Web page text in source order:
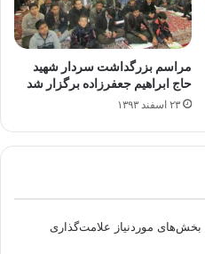
مراسم بزرگداشت سردار شهید
حاج ابراهیم جعفرزاده برگزار شد
۲۳ اسفند ۱۳۹۳
بخش‌های موردنیاز علامت‌گذاری